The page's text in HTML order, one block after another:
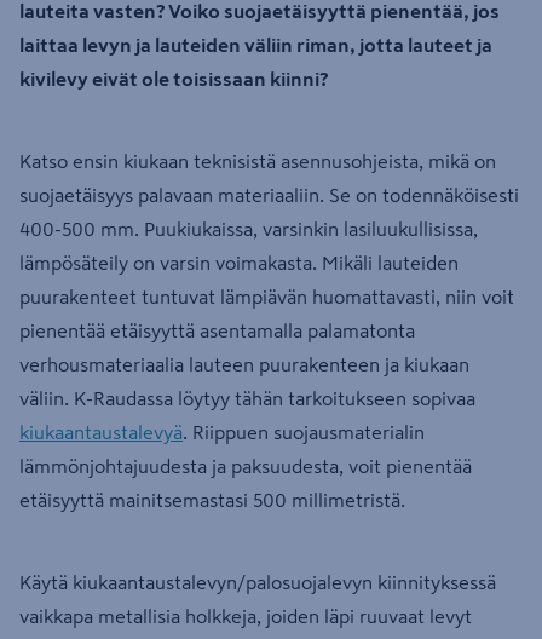
lauteita vasten? Voiko suojaetäisyyttä pienentää, jos
laittaa levyn ja lauteiden väliin riman, jotta lauteet ja
kivilevy eivät ole toisissaan kiinni?
Katso ensin kiukaan teknisistä asennusohjeista, mikä on
suojaetäisyys palavaan materiaaliin. Se on todennäköisesti
400-500 mm. Puukiukaissa, varsinkin lasiluukullisissa,
lämpösäteily on varsin voimakasta. Mikäli lauteiden
puurakenteet tuntuvat lämpiävän huomattavasti, niin voit
pienentää etäisyyttä asentamalla palamatonta
verhousmateriaalia lauteen puurakenteen ja kiukaan
väliin. K-Raudassa löytyy tähän tarkoitukseen sopivaa
kiukaantaustalevyä. Riippuen suojausmaterialin
lämmönjohtajuudesta ja paksuudesta, voit pienentää
etäisyyttä mainitsemastasi 500 millimetristä.
Käytä kiukaantaustalevyn/palosuojalevyn kiinnityksessä
vaikkapa metallisia holkkeja, joiden läpi ruuvaat levyt